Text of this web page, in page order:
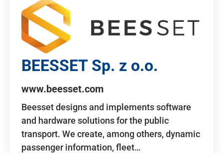
BEESSET Sp. z o.o.
www.beesset.com
Beesset designs and implements software
and hardware solutions for the public
transport. We create, among others, dynamic
passenger information, fleet…